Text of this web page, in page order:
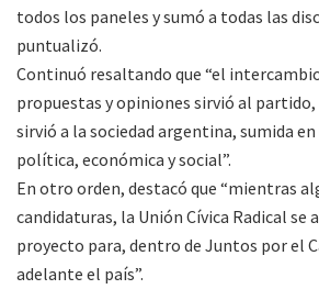
todos los paneles y sumó a todas las
puntualizó.
Continuó resaltando que “el
propuestas y opiniones sirvió al
sirvió a la sociedad argentina, sumida
política, económica y social”.
En otro orden, destacó que “mientras
candidaturas, la Unión Cívica Radical se
proyecto para, dentro de Juntos por el
adelante el país”.